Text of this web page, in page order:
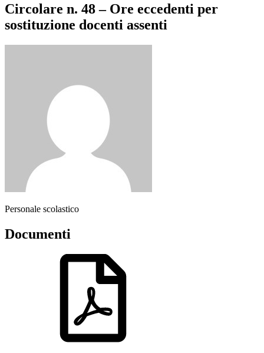
Circolare n. 48 – Ore eccedenti per
sostituzione docenti assenti
Personale scolastico
Documenti